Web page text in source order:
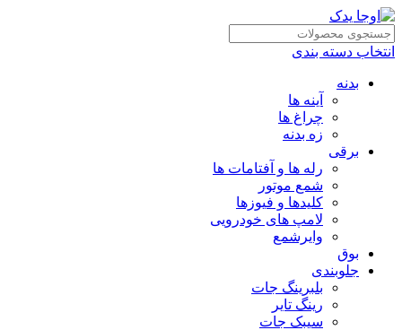
انتخاب دسته بندی
بدنه
آینه ها
چراغ ها
زه بدنه
برقی
رله ها و آفتامات ها
شمع موتور
کلیدها و فیوزها
لامپ های خودرویی
وایرشمع
بوق
جلوبندی
بلبرینگ جات
رینگ تایر
سیبک جات